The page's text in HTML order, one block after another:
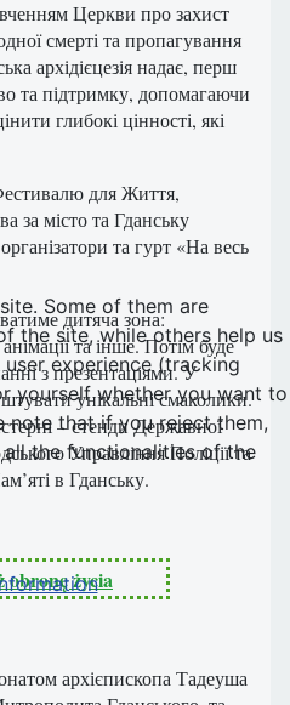
вченням Церкви про захист
смерті та пропагування
архідієцезія надає, перш
та підтримку, допомагаючи
глибокі цінності, які
для Життя,
за місто та Гданську
та гурт «На весь
дитяча зона:
та інше. Потім буде
з презентаціями. У
унікальні смаколики.
– стенди Державної
Управління Поліції та
в Гданську.
obronę życia
архієпископа Тадеуша
Some of them are
the site, while others help us
experience (tracking
yourself whether you want to
note that if you reject them,
the functionalities of the